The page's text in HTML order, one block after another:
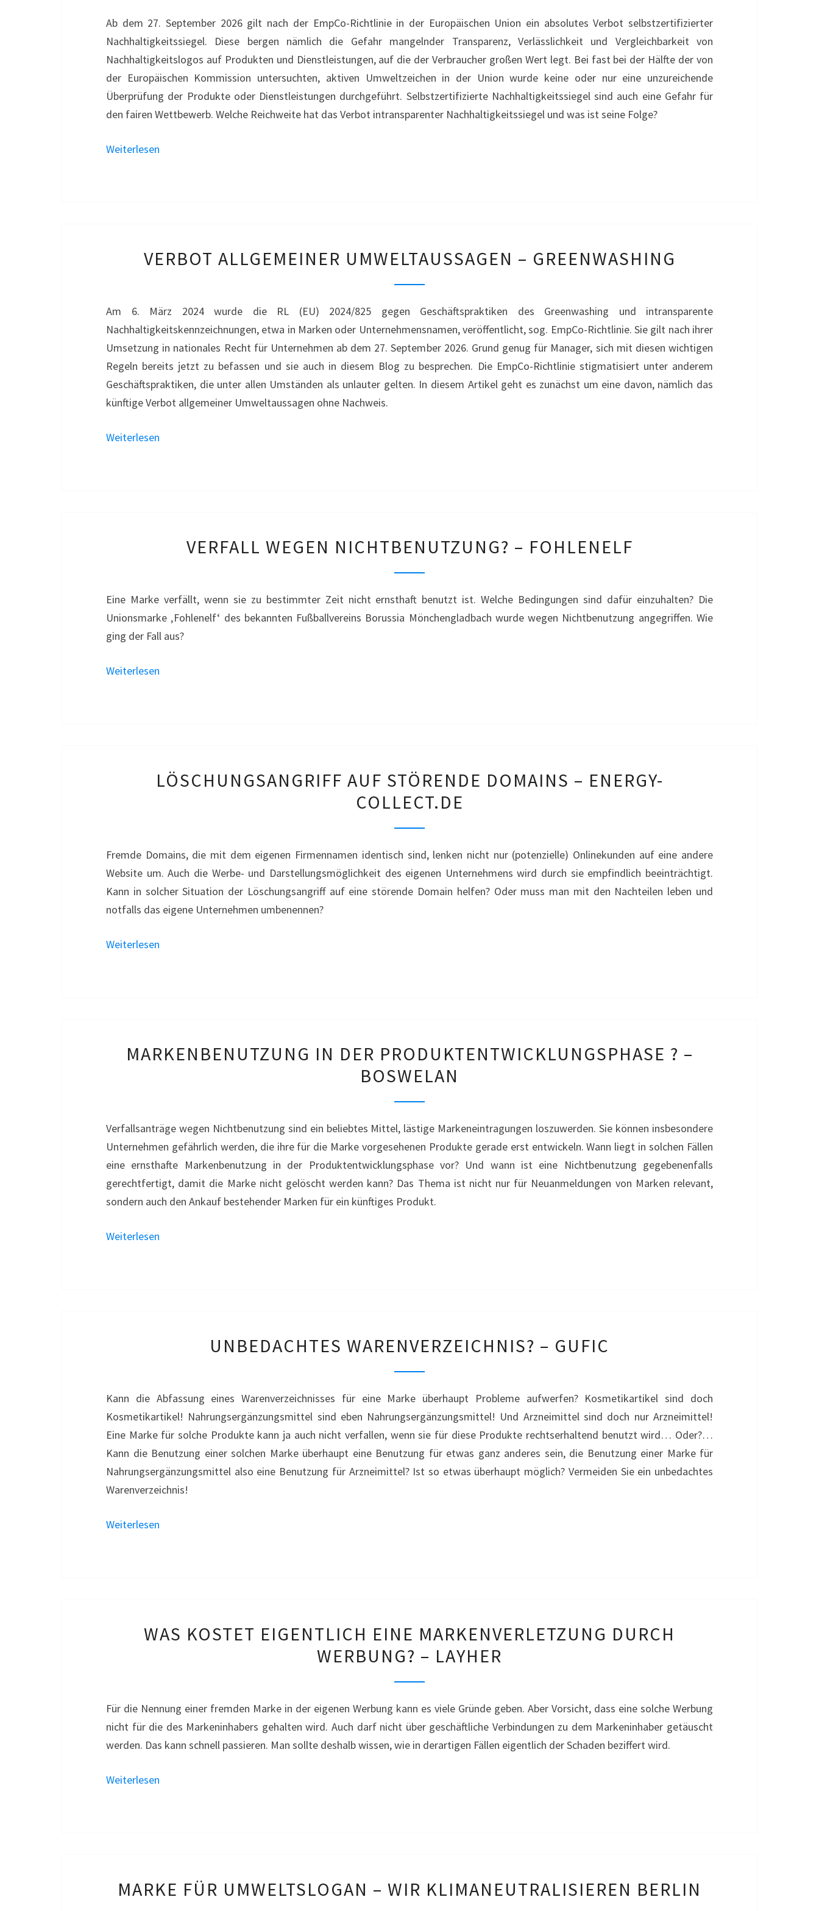
II
Ab dem 27. September 2026 gilt nach der EmpCo-Richtlinie in der Europäischen Union ein absolutes Verbot selbstzertifizierter
Nachhaltigkeitssiegel. Diese bergen nämlich die Gefahr mangelnder Transparenz, Verlässlichkeit und Vergleichbarkeit von
Nachhaltigkeitslogos auf Produkten und Dienstleistungen, auf die der Verbraucher großen Wert legt. Bei fast bei der Hälfte der von
der Europäischen Kommission untersuchten, aktiven Umweltzeichen in der Union wurde keine oder nur eine unzureichende
Überprüfung der Produkte oder Dienstleistungen durchgeführt. Selbstzertifizierte Nachhaltigkeitssiegel sind auch eine Gefahr für
den fairen Wettbewerb. Welche Reichweite hat das Verbot intransparenter Nachhaltigkeitssiegel und was ist seine Folge?
Weiterlesen
ALLGEMEINER
GREENWASHING
VERBOT ALLGEMEINER UMWELTAUSSAGEN – GREENWASHING
Am 6. März 2024 wurde die RL (EU) 2024/825 gegen Geschäftspraktiken des Greenwashing und intransparente
Nachhaltigkeitskennzeichnungen, etwa in Marken oder Unternehmensnamen, veröffentlicht, sog. EmpCo-Richtlinie. Sie gilt nach ihrer
Umsetzung in nationales Recht für Unternehmen ab dem 27. September 2026. Grund genug für Manager, sich mit diesen wichtigen
Regeln bereits jetzt zu befassen und sie auch in diesem Blog zu besprechen. Die EmpCo-Richtlinie stigmatisiert unter anderem
Geschäftspraktiken, die unter allen Umständen als unlauter gelten. In diesem Artikel geht es zunächst um eine davon, nämlich das
künftige Verbot allgemeiner Umweltaussagen ohne Nachweis.
Weiterlesen
WEGEN
FOHLENELF
VERFALL WEGEN NICHTBENUTZUNG? – FOHLENELF
Eine Marke verfällt, wenn sie zu bestimmter Zeit nicht ernsthaft benutzt ist. Welche Bedingungen sind dafür einzuhalten? Die
Unionsmarke ‚Fohlenelf‘ des bekannten Fußballvereins Borussia Mönchengladbach wurde wegen Nichtbenutzung angegriffen. Wie
ging der Fall aus?
Weiterlesen
AUF
STÖRENDE
ENERGY-
COLLECT.DE
LÖSCHUNGSANGRIFF AUF STÖRENDE DOMAINS – ENERGY-
COLLECT.DE
Fremde Domains, die mit dem eigenen Firmennamen identisch sind, lenken nicht nur (potenzielle) Onlinekunden auf eine andere
Website um. Auch die Werbe- und Darstellungsmöglichkeit des eigenen Unternehmens wird durch sie empfindlich beeinträchtigt.
Kann in solcher Situation der Löschungsangriff auf eine störende Domain helfen? Oder muss man mit den Nachteilen leben und
notfalls das eigene Unternehmen umbenennen?
Weiterlesen
IN
DER
–
BOSWELAN
MARKENBENUTZUNG IN DER PRODUKTENTWICKLUNGSPHASE ? –
BOSWELAN
Verfallsanträge wegen Nichtbenutzung sind ein beliebtes Mittel, lästige Markeneintragungen loszuwerden. Sie können insbesondere
Unternehmen gefährlich werden, die ihre für die Marke vorgesehenen Produkte gerade erst entwickeln. Wann liegt in solchen Fällen
eine ernsthafte Markenbenutzung in der Produktentwicklungsphase vor? Und wann ist eine Nichtbenutzung gegebenenfalls
gerechtfertigt, damit die Marke nicht gelöscht werden kann? Das Thema ist nicht nur für Neuanmeldungen von Marken relevant,
sondern auch den Ankauf bestehender Marken für ein künftiges Produkt.
Weiterlesen
WARENVERZEICHNIS?
UNBEDACHTES WARENVERZEICHNIS? – GUFIC
Kann die Abfassung eines Warenverzeichnisses für eine Marke überhaupt Probleme aufwerfen? Kosmetikartikel sind doch
Kosmetikartikel! Nahrungsergänzungsmittel sind eben Nahrungsergänzungsmittel! Und Arzneimittel sind doch nur Arzneimittel!
Eine Marke für solche Produkte kann ja auch nicht verfallen, wenn sie für diese Produkte rechtserhaltend benutzt wird… Oder?…
Kann die Benutzung einer solchen Marke überhaupt eine Benutzung für etwas ganz anderes sein, die Benutzung einer Marke für
Nahrungsergänzungsmittel also eine Benutzung für Arzneimittel? Ist so etwas überhaupt möglich? Vermeiden Sie ein unbedachtes
Warenverzeichnis!
Weiterlesen
KOSTET
EIGENTLICH
DURCH
WERBUNG?
–
WAS KOSTET EIGENTLICH EINE MARKENVERLETZUNG DURCH
WERBUNG? – LAYHER
Für die Nennung einer fremden Marke in der eigenen Werbung kann es viele Gründe geben. Aber Vorsicht, dass eine solche Werbung
nicht für die des Markeninhabers gehalten wird. Auch darf nicht über geschäftliche Verbindungen zu dem Markeninhaber getäuscht
werden. Das kann schnell passieren. Man sollte deshalb wissen, wie in derartigen Fällen eigentlich der Schaden beziffert wird.
Weiterlesen
FÜR
MARKE FÜR UMWELTSLOGAN – WIR KLIMANEUTRALISIEREN BERLIN